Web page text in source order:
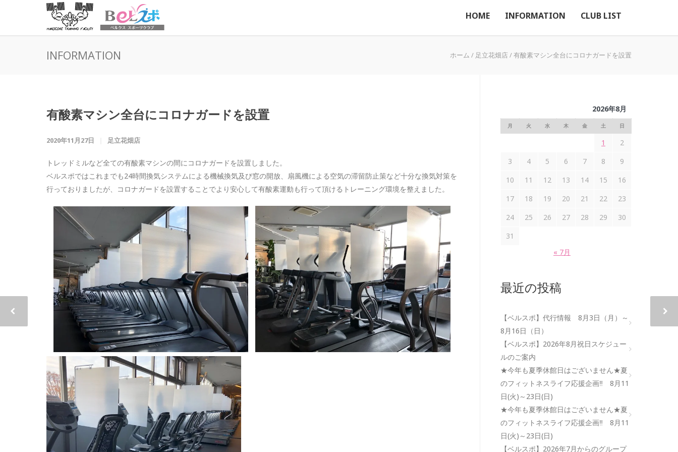
HOME INFORMATION CLUB LIST
INFORMATION ホーム / 足立花畑店/有酸素マシン全台にコロナガードを設置
有酸素マシン全台にコロナガードを設置
2020年11月27日 足立花畑店
トレッドミルなど全ての有酸素マシンの間にコロナガードを設置しました。
ベルスポではこれまでも24時間換気システムによる機械換気及び窓の開放、扇風機による空気の滞留防止策など十分な換気対策を
行っておりましたが、コロナガードを設置することでより安心して有酸素運動も行って頂けるトレーニング環境を整えました。
2026年8月
月 火 水 木 金 土 日
1
2
3
4 5 6 7 8
9
10
11 12 13 14 15
16
17
18 19 20 21 22
23
24
25 26 27 28 29
30
31
« 7月
最近の投稿
【ベルスポ】代行情報 8月3日（月）～
8月16日（日）
【ベルスポ】2026年8月祝日スケジュー
ルのご案内
★今年も夏季休館日はございません★夏
のフィットネスライフ応援企画‼ 8月11
日(火)～23日(日)
★今年も夏季休館日はございません★夏
のフィットネスライフ応援企画‼ 8月11
日(火)～23日(日)
【ベルスポ】2026年7月からのグループ